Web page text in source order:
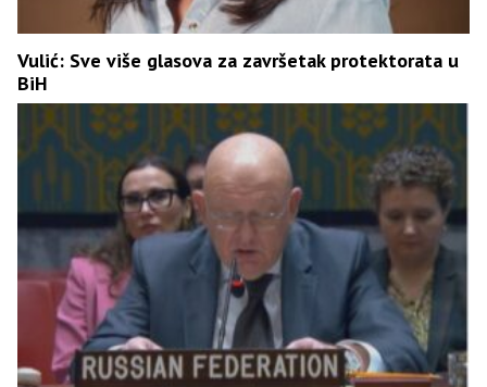
Vulić: Sve više glasova za završetak protektorata u
BiH